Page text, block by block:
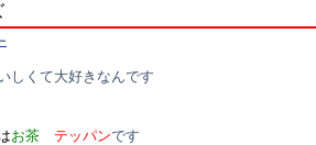
くて大好きなんです
お茶 テッパンです